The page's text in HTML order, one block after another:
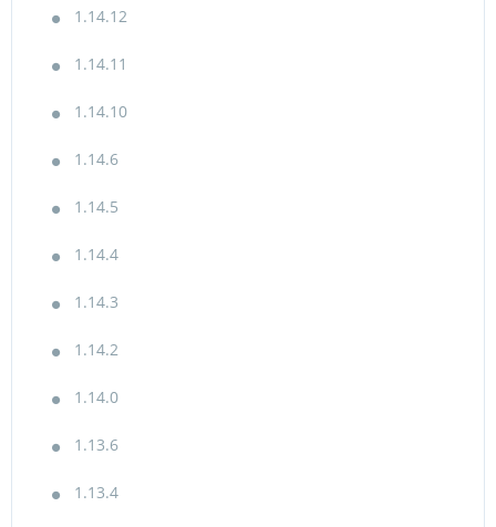
1.14.12
1.14.11
1.14.10
1.14.6
1.14.5
1.14.4
1.14.3
1.14.2
1.14.0
1.13.6
1.13.4